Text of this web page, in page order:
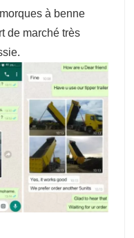
à benne
de marché très